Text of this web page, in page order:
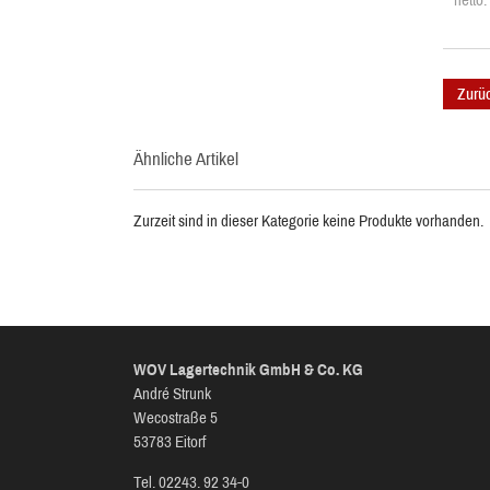
Ähnliche Artikel
Zurzeit sind in dieser Kategorie keine Produkte vorhanden.
WOV Lagertechnik GmbH & Co. KG
André Strunk
Wecostraße 5
53783 Eitorf
Tel. 02243. 92 34-0